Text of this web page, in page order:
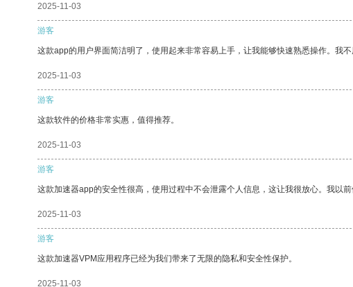
2025-11-03
游客
这款app的用户界面简洁明了，使用起来非常容易上手，让我能够快速熟悉操作。我
2025-11-03
游客
这款软件的价格非常实惠，值得推荐。
2025-11-03
游客
这款加速器app的安全性很高，使用过程中不会泄露个人信息，这让我很放心。我以
2025-11-03
游客
这款加速器VPM应用程序已经为我们带来了无限的隐私和安全性保护。
2025-11-03